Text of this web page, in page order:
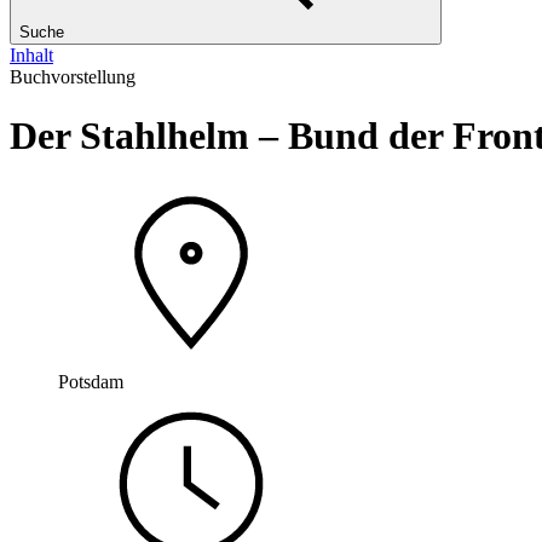
Suche
Inhalt
Buchvorstellung
Der Stahlhelm – Bund der
Potsdam